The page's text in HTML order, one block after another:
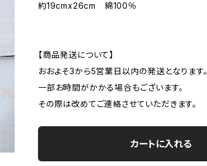
約19cmx26cm 綿100％
【商品発送について】
おおよそ3から5営業日以内の発送となります。
一部お時間がかかる場合もございます。
その際は改めてご連絡させていただきます。
カートに入れる